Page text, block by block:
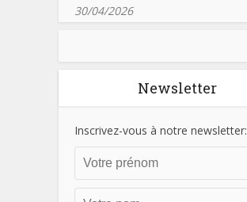
30/04/2026
Newsletter
Inscrivez-vous à notre newsletter: